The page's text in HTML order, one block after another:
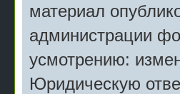
материал
администрации
усмотрению:
Юридическую